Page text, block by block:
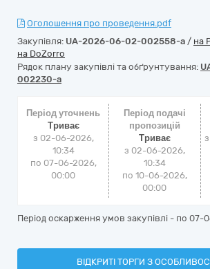
Оголошення про проведення.pdf
Закупівля: UA-2026-06-02-002558-a / на
на DoZorro
Рядок плану закупівлі та обґрунтування:
002230-a
Період уточнень
Триває
з 02-06-2026,
10:34
по 07-06-2026,
00:00
Період подачі
пропозицій
Триває
з 02-06-2026,
10:34
по 10-06-2026,
00:00
Період оскарження умов закупівлі - по 07-
ВІДКРИТІ ТОРГИ З